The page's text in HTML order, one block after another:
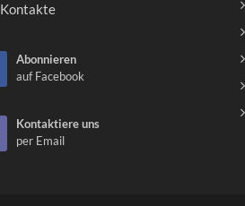
Kontakte
Abonnieren
auf Facebook
Kontaktiere uns
per Email